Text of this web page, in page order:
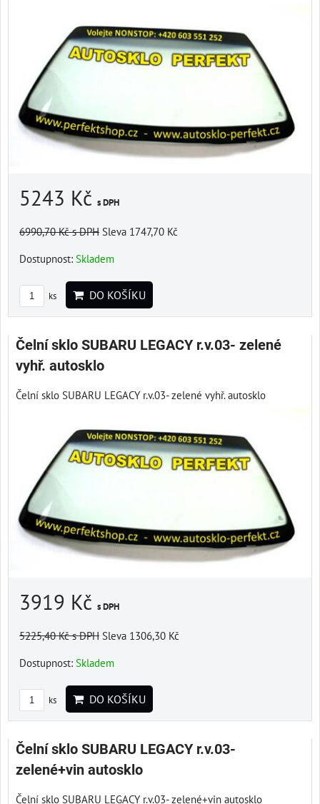
5243 Kč s DPH
6990,70 Kčs DPH Sleva 1747,70 Kč
Dostupnost: Skladem
ks DO KOŠÍKU
Čelní sklo SUBARU LEGACY r.v.03- zelené
vyhř. autosklo
Čelní sklo SUBARU LEGACY r.v.03- zelené vyhř. autosklo
3919 Kč s DPH
5225,40 Kčs DPH Sleva 1306,30 Kč
Dostupnost: Skladem
ks DO KOŠÍKU
Čelní sklo SUBARU LEGACY r.v.03-
zelené+vin autosklo
Čelní sklo SUBARU LEGACY r.v.03- zelené+vin autosklo